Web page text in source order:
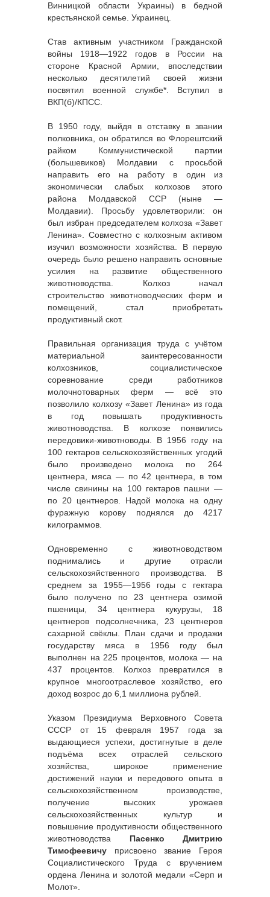
Винницкой области Украины) в бедной
крестьянской семье. Украинец.
Став активным участником Гражданской
войны 1918—1922 годов в России на
стороне Красной Армии, впоследствии
несколько десятилетий своей жизни
посвятил военной службе*. Вступил в
ВКП(б)/КПСС.
В 1950 году, выйдя в отставку в звании
полковника, он обратился во Флорештский
райком Коммунистической партии
(большевиков) Молдавии с просьбой
направить его на работу в один из
экономически слабых колхозов этого
района Молдавской ССР (ныне —
Молдавии). Просьбу удовлетворили: он
был избран председателем колхоза «Завет
Ленина». Совместно с колхозным активом
изучил возможности хозяйства. В первую
очередь было решено направить основные
усилия на развитие общественного
животноводства. Колхоз начал
строительство животноводческих ферм и
помещений, стал приобретать
продуктивный скот.
Правильная организация труда с учётом
материальной заинтересованности
колхозников, социалистическое
соревнование среди работников
молочнотоварных ферм — всё это
позволило колхозу «Завет Ленина» из года
в год повышать продуктивность
животноводства. В колхозе появились
передовики-животноводы. В 1956 году на
100 гектаров сельскохозяйственных угодий
было произведено молока по 264
центнера, мяса — по 42 центнера, в том
числе свинины на 100 гектаров пашни —
по 20 центнеров. Надой молока на одну
фуражную корову поднялся до 4217
килограммов.
Одновременно с животноводством
поднимались и другие отрасли
сельскохозяйственного производства. В
среднем за 1955—1956 годы с гектара
было получено по 23 центнера озимой
пшеницы, 34 центнера кукурузы, 18
центнеров подсолнечника, 23 центнеров
сахарной свёклы. План сдачи и продажи
государству мяса в 1956 году был
выполнен на 225 процентов, молока — на
437 процентов. Колхоз превратился в
крупное многоотраслевое хозяйство, его
доход возрос до 6,1 миллиона рублей.
Указом Президиума Верховного Совета
СССР от 15 февраля 1957 года за
выдающиеся успехи, достигнутые в деле
подъёма всех отраслей сельского
хозяйства, широкое применение
достижений науки и передового опыта в
сельскохозяйственном производстве,
получение высоких урожаев
сельскохозяйственных культур и
повышение продуктивности общественного
животноводства Пасенко Дмитрию
Тимофеевичу присвоено звание Героя
Социалистического Труда с вручением
ордена Ленина и золотой медали «Серп и
Молот».